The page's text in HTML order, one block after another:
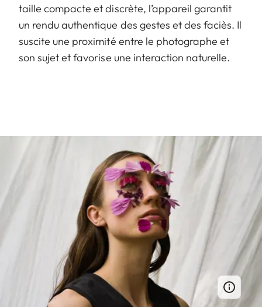
taille compacte et discrète, l’appareil garantit
un rendu authentique des gestes et des faciès. Il
suscite une proximité entre le photographe et
son sujet et favorise une interaction naturelle.